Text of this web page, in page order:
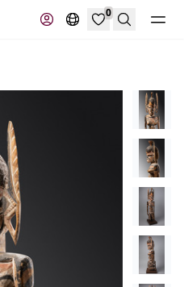
0
Suche